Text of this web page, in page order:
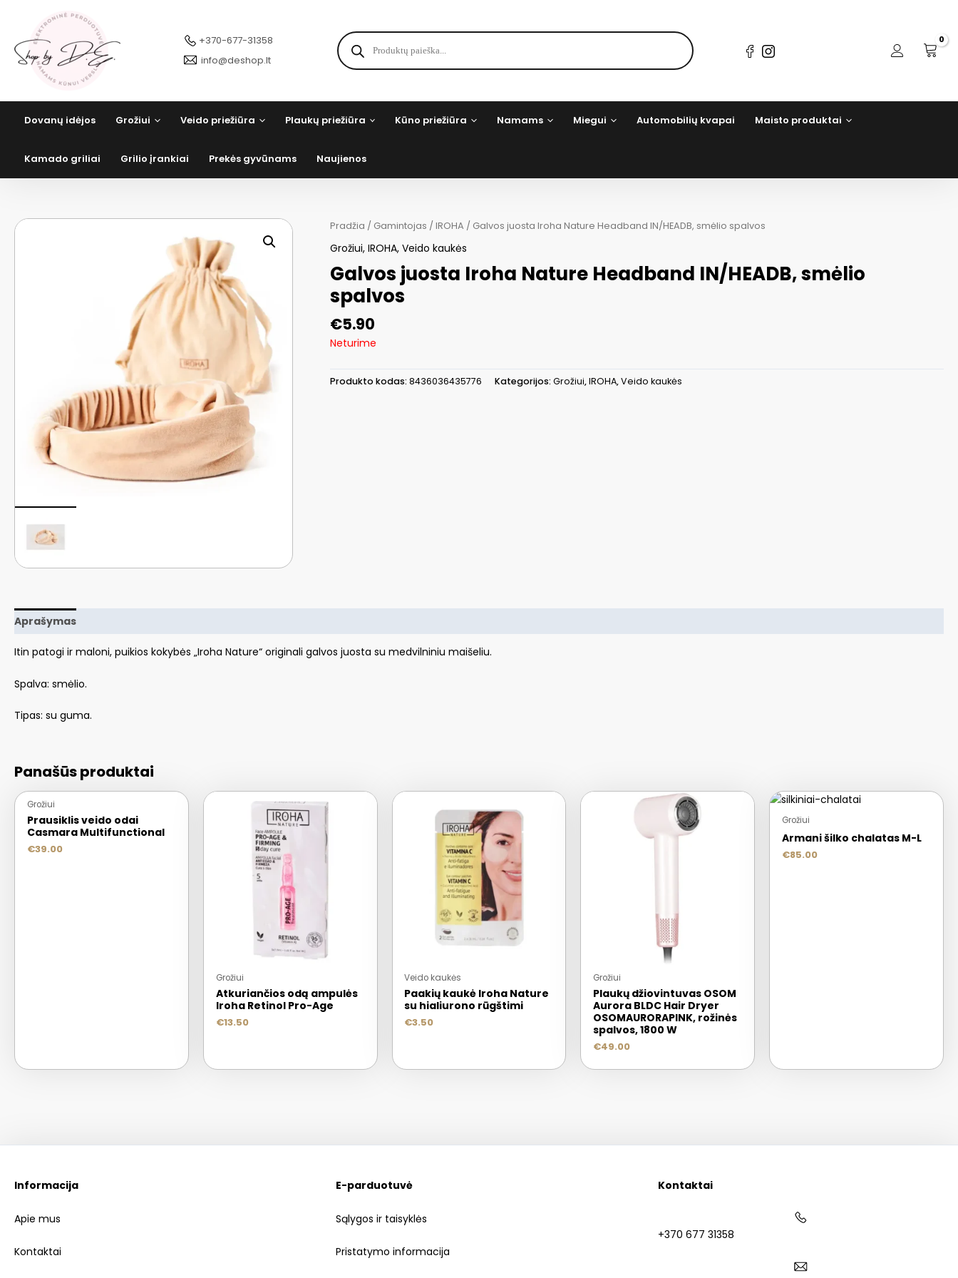
turinio
+370-677-31358
info@deshop.lt
Products
search
Dovanų idėjos Grožiui Veido priežiūra Plaukų priežiūra Kūno priežiūra Namams Miegui Automobilių kvapai Maisto produktai
Kamado griliai Grilio įrankiai Prekės gyvūnams Naujienos
Pradžia / Gamintojas /IROHA / Galvos juosta Iroha Nature Headband IN/HEADB, smėlio spalvos
Grožiui,IROHA,Veido kaukės
Galvos juosta Iroha Nature Headband IN/HEADB, smėlio
spalvos
€5.90
Neturime
Produkto kodas:8436036435776 Kategorijos:Grožiui,IROHA,Veido kaukės
Aprašymas
Itin patogi ir maloni, puikios kokybės „Iroha Nature“ originali galvos juosta su medvilniniu maišeliu.
Spalva: smėlio.
Tipas: su guma.
Panašūs produktai
Grožiui
Prausiklis veido odai
Casmara Multifunctional
€39.00
Grožiui
Atkuriančios odą ampulės
Iroha Retinol Pro-Age
€13.50
Veido kaukės
Paakių kaukė Iroha Nature
su hialiurono rūgštimi
€3.50
Grožiui
Plaukų džiovintuvas OSOM
Aurora BLDC Hair Dryer
OSOMAURORAPINK, rožinės
spalvos, 1800 W
€49.00
Grožiui
Armani šilko chalatas M-L
€85.00
Informacija
Apie mus
Kontaktai
E-parduotuvė
Sąlygos ir taisyklės
Pristatymo informacija
Kontaktai
+370 677 31358